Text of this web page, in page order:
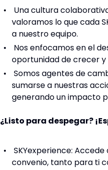
Una cultura
valoramos lo que cada
a nuestro equipo.
Nos enfocamos en el
oportunidad de crecer
Somos agentes de
sumarse a nuestras
generando un impacto
¿Listo para despegar?
SKYexperience:
convenio, tanto para ti